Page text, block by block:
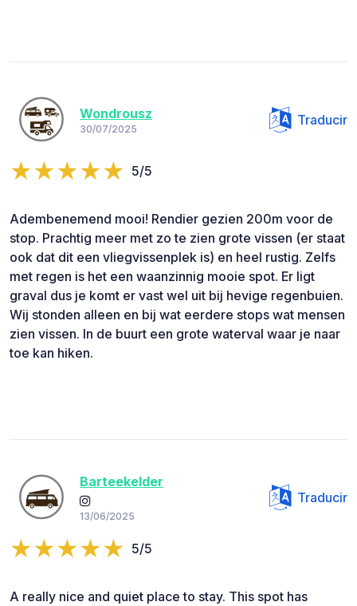
Wondrousz
30/07/2025
Traducir
5/5
Adembenemend mooi! Rendier gezien 200m voor de
stop. Prachtig meer met zo te zien grote vissen (er staat
ook dat dit een vliegvissenplek is) en heel rustig. Zelfs
met regen is het een waanzinnig mooie spot. Er ligt
graval dus je komt er vast wel uit bij hevige regenbuien.
Wij stonden alleen en bij wat eerdere stops wat mensen
zien vissen. In de buurt een grote waterval waar je naar
toe kan hiken.
Barteekelder
13/06/2025
Traducir
5/5
A really nice and quiet place to stay. This spot has